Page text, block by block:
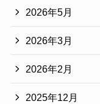
2026年5月
2026年3月
2026年2月
2025年12月